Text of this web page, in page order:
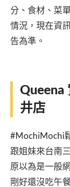
分、食材、菜
情況，現在資
告為準。
Queena
井店
#MochiMochi
跟姐妹來台南
原以為是一般
剛好還沒吃午